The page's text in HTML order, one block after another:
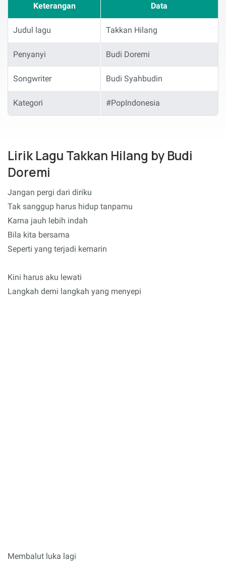
Keterangan Data
Judul lagu Takkan Hilang
Penyanyi Budi Doremi
Songwriter Budi Syahbudin
Kategori #PopIndonesia
Lirik Lagu Takkan Hilang by Budi
Doremi
Jangan pergi dari diriku
Tak sanggup harus hidup tanpamu
Karna jauh lebih indah
Bila kita bersama
Seperti yang terjadi kemarin
Kini harus aku lewati
Langkah demi langkah yang menyepi
Membalut luka lagi